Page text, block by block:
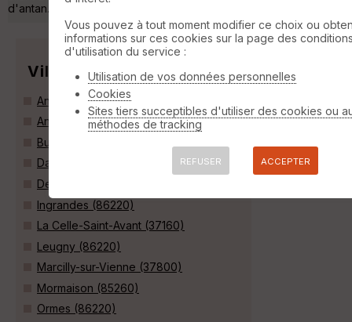
d'antan. »
Villes
Antogny-le-Tillac (37800)
Antran (86100)
Buxeuil (37160)
Dangé-Saint-Romain (86220)
Descartes (37160)
Ingrandes (86220)
La Celle-Saint-Avant (37160)
Leugny (86220)
Marcilly-sur-Vienne (37800)
Mormaison (85260)
Ormes (86220)
Vous pouvez à tout moment modifier ce choix ou
informations sur ces cookies sur la page des
d'utilisation du service :
Utilisation de vos données personnelles
Cookies
Sites tiers succeptibles d'utiliser des cookies ou
méthodes de tracking
REFUSER ACCEPTER